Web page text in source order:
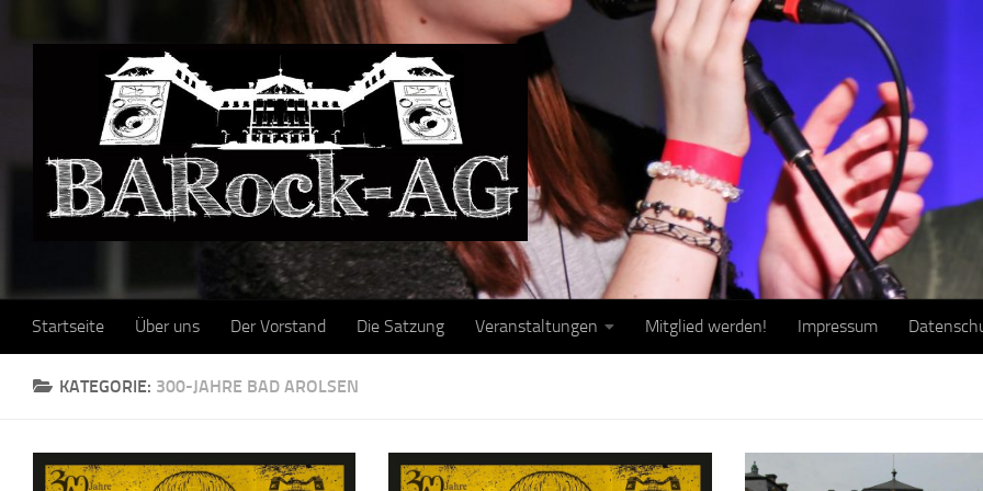
Startseite Über uns Der Vorstand Die Satzung Veranstaltungen Mitglied werden! Impressum
KATEGORIE: 300-JAHRE BAD AROLSEN